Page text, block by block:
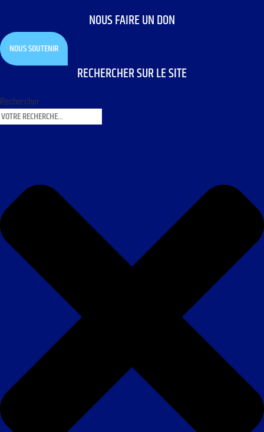
NOUS FAIRE UN DON
NOUS SOUTENIR
RECHERCHER SUR LE SITE
Rechercher